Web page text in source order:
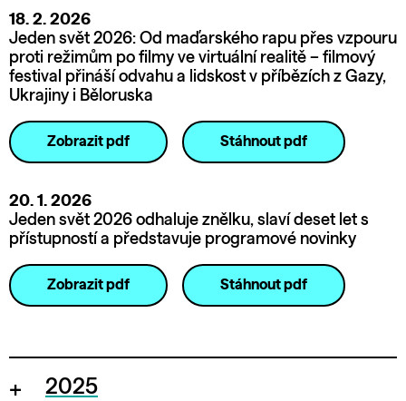
18. 2. 2026
Jeden svět 2026: Od maďarského rapu přes vzpouru
proti režimům po filmy ve virtuální realitě – filmový
festival přináší odvahu a lidskost v příbězích z Gazy,
Ukrajiny i Běloruska
Zobrazit pdf Stáhnout pdf
20. 1. 2026
Jeden svět 2026 odhaluje znělku, slaví deset let s
přístupností a představuje programové novinky
Zobrazit pdf Stáhnout pdf
2025